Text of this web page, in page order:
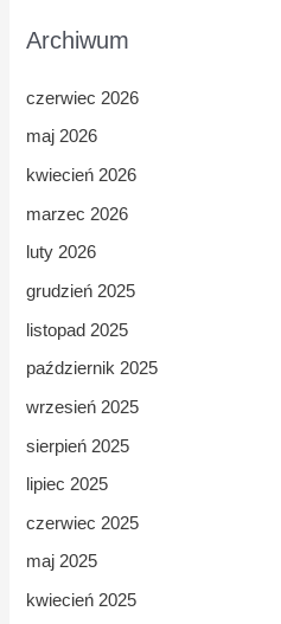
Archiwum
czerwiec 2026
maj 2026
kwiecień 2026
marzec 2026
luty 2026
grudzień 2025
listopad 2025
październik 2025
wrzesień 2025
sierpień 2025
lipiec 2025
czerwiec 2025
maj 2025
kwiecień 2025